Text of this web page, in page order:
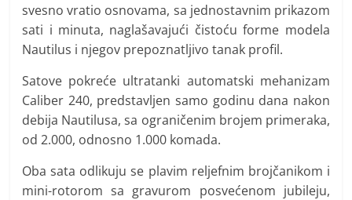
svesno vratio osnovama, sa jednostavnim prikazom
sati i minuta, naglašavajući čistoću forme modela
Nautilus i njegov prepoznatljivo tanak profil.
Satove pokreće ultratanki automatski mehanizam
Caliber 240, predstavljen samo godinu dana nakon
debija Nautilusa, sa ograničenim brojem primeraka,
od 2.000, odnosno 1.000 komada.
Oba sata odlikuju se plavim reljefnim brojčanikom i
mini-rotorom sa gravurom posvećenom jubileju,